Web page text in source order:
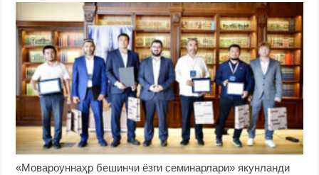
«Мовароуннаҳр бешинчи ёзги семинарлари» якунланди